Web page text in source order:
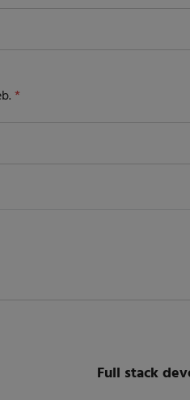
*
Full stack